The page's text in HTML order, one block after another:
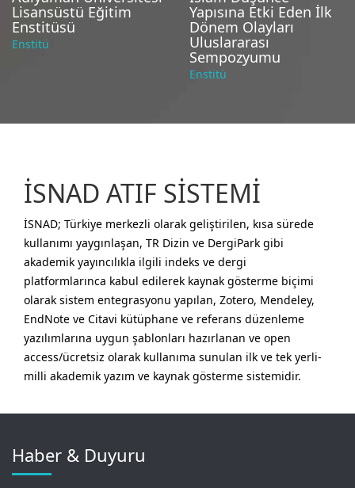
Lisansüstü Eğitim
Enstitüsü
Enstitü
Yapısına Etki Eden İlk
Dönem Olayları
Uluslararası
Sempozyumu
Enstitü
İSNAD ATIF SİSTEMİ
İSNAD; Türkiye merkezli olarak geliştirilen, kısa sürede
kullanımı yaygınlaşan, TR Dizin ve DergiPark gibi
akademik yayıncılıkla ilgili indeks ve dergi
platformlarınca kabul edilerek kaynak gösterme biçimi
olarak sistem entegrasyonu yapılan, Zotero, Mendeley,
EndNote ve Citavi kütüphane ve referans düzenleme
yazılımlarına uygun şablonları hazırlanan ve open
access/ücretsiz olarak kullanıma sunulan ilk ve tek yerli-
milli akademik yazım ve kaynak gösterme sistemidir.
Haber & Duyuru